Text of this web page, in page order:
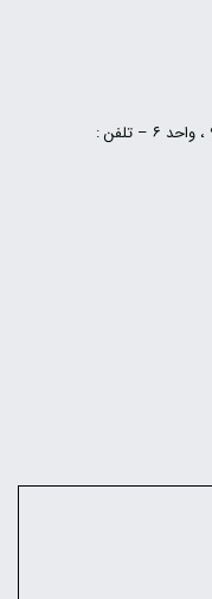
تهران : آیت اله کاشانی، اباذر، نبش شالی، پلاک ۹ ، واحد ۶ – تلفن :